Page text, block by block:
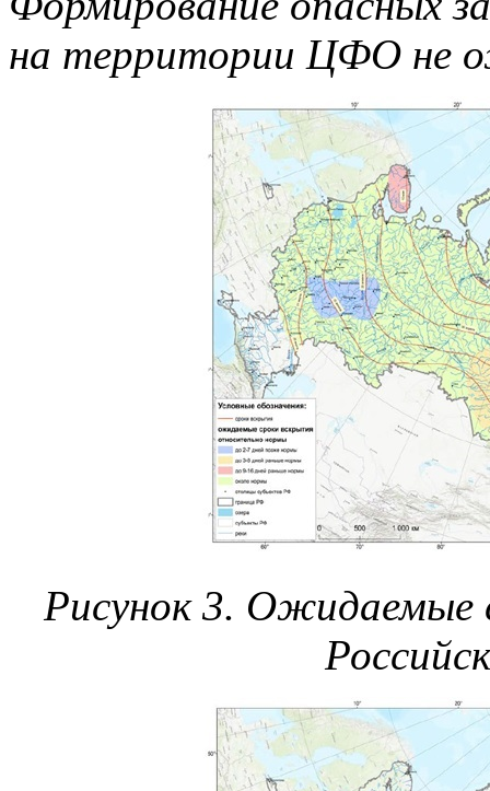
на территории ЦФО не
Рисунок 3. Ожидаемые